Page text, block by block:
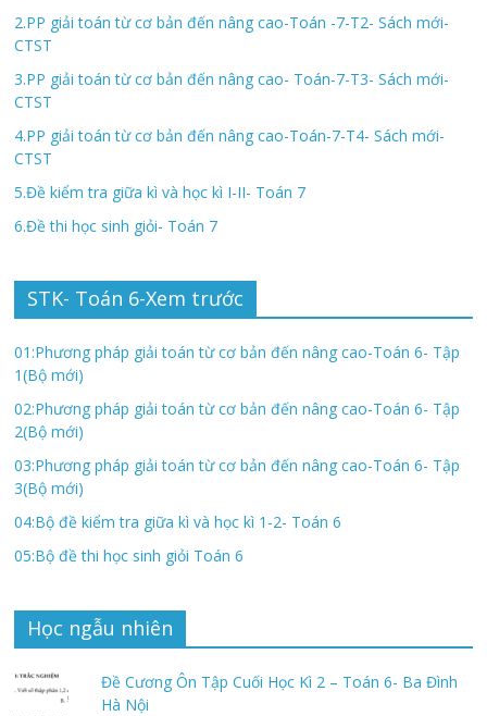
2.PP giải toán từ cơ bản đến nâng cao-Toán -7-T2- Sách mới-
CTST
3.PP giải toán từ cơ bản đến nâng cao- Toán-7-T3- Sách mới-
CTST
4.PP giải toán từ cơ bản đến nâng cao-Toán-7-T4- Sách mới-
CTST
5.Đề kiểm tra giữa kì và học kì I-II- Toán 7
6.Đề thi học sinh giỏi- Toán 7
STK- Toán 6-Xem trước
01:Phương pháp giải toán từ cơ bản đến nâng cao-Toán 6- Tập
1(Bộ mới)
02:Phương pháp giải toán từ cơ bản đến nâng cao-Toán 6- Tập
2(Bộ mới)
03:Phương pháp giải toán từ cơ bản đến nâng cao-Toán 6- Tập
3(Bộ mới)
04:Bộ đề kiểm tra giữa kì và học kì 1-2- Toán 6
05:Bộ đề thi học sinh giỏi Toán 6
Học ngẫu nhiên
Đề Cương Ôn Tập Cuối Học Kì 2 – Toán 6- Ba Đình
Hà Nội